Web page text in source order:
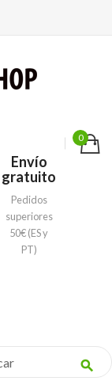
0
Envío
gratuito
Pedidos
superiores
50€ (ES y
PT)
search